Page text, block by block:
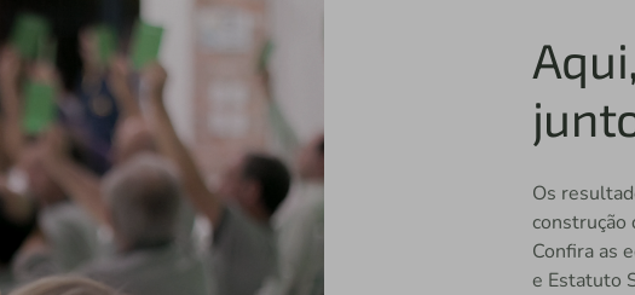
Os
construção
Confira as
e Estatuto